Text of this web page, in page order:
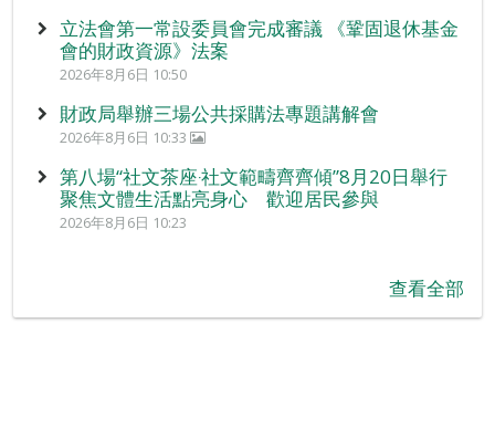
立法會第一常設委員會完成審議 《鞏固退休基金
會的財政資源》法案
2026年8月6日 10:50
財政局舉辦三場公共採購法專題講解會
2026年8月6日 10:33
第八場“社文茶座‧社文範疇齊齊傾”8月20日舉行
聚焦文體生活點亮身心 歡迎居民參與
2026年8月6日 10:23
查看全部